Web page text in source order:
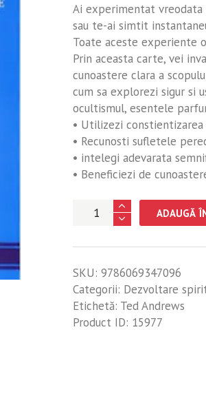
Ai experimentat vreodata
sau te-ai simtit
Toate aceste experiente
Prin aceasta carte, vei
cunoastere clara a
cum sa explorezi sigur si
ocultismul, esentele
• Utilizezi
• Recunosti sufletele
• intelegi adevarata
• Beneficiezi de
Cantitate
descoperi
vietile
anterioare
ADAUGĂ
SKU: 9786069347096
Categorii: Dezvoltare
Etichetă: Ted Andrews
Product ID: 15977